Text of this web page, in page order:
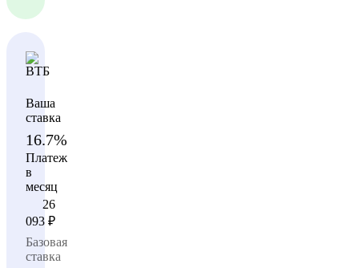
Ваша
ставка
16.7%
Платеж
в
месяц
26
093 ₽
Базовая
ставка